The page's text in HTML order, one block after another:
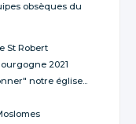
obsèques du
St Robert
2021
notre église...